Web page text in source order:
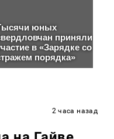
2 часа назад